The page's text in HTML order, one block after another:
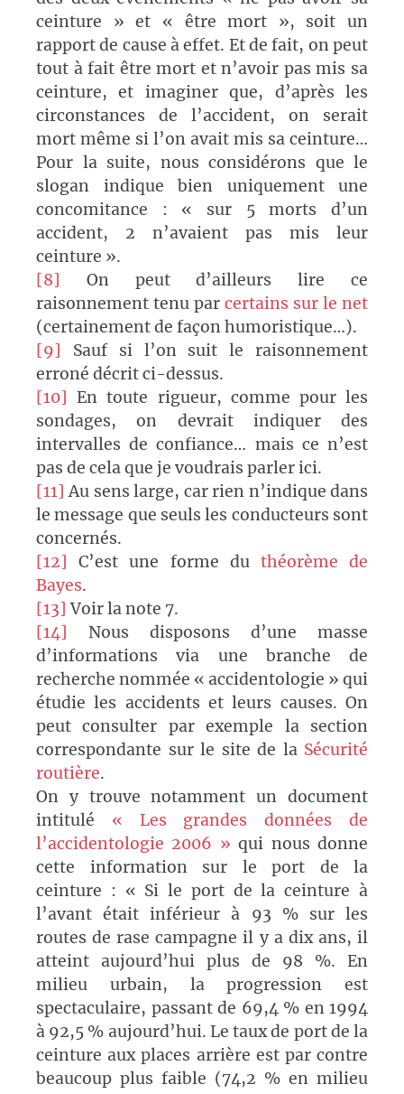
ceinture » et « être mort », soit un
rapport de cause à effet. Et de fait, on peut
tout à fait être mort et n’avoir pas mis sa
ceinture, et imaginer que, d’après les
circonstances de l’accident, on serait
mort même si l’on avait mis sa ceinture…
Pour la suite, nous considérons que le
slogan indique bien uniquement une
concomitance : « sur 5 morts d’un
accident, 2 n’avaient pas mis leur
ceinture ».
[8] On peut d’ailleurs lire ce
raisonnement tenu par certains sur le net
(certainement de façon humoristique…).
[9] Sauf si l’on suit le raisonnement
erroné décrit ci-dessus.
[10] En toute rigueur, comme pour les
sondages, on devrait indiquer des
intervalles de confiance… mais ce n’est
pas de cela que je voudrais parler ici.
[11] Au sens large, car rien n’indique dans
le message que seuls les conducteurs sont
concernés.
[12] C’est une forme du théorème de
Bayes.
[13] Voir la note 7.
[14] Nous disposons d’une masse
d’informations via une branche de
recherche nommée « accidentologie » qui
étudie les accidents et leurs causes. On
peut consulter par exemple la section
correspondante sur le site de la Sécurité
routière.
On y trouve notamment un document
intitulé « Les grandes données de
l’accidentologie 2006 » qui nous donne
cette information sur le port de la
ceinture : « Si le port de la ceinture à
l’avant était inférieur à 93 % sur les
routes de rase campagne il y a dix ans, il
atteint aujourd’hui plus de 98 %. En
milieu urbain, la progression est
spectaculaire, passant de 69,4 % en 1994
à 92,5 % aujourd’hui. Le taux de port de la
ceinture aux places arrière est par contre
beaucoup plus faible (74,2 % en milieu